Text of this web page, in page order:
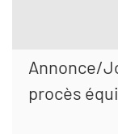
Annonce/
procès